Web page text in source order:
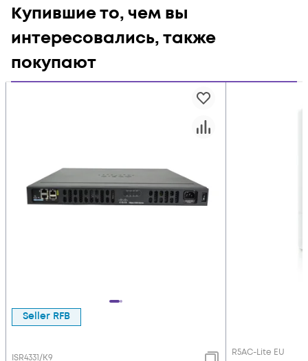
Купившие то, чем вы
интересовались, также
покупают
Seller RFB
ISR4331/K9 R5AC-Lite EU